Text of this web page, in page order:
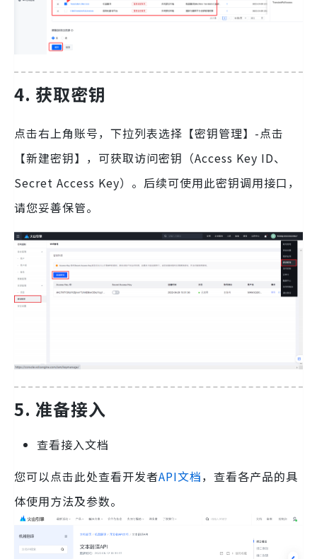
4. 获取密钥
点击右上角账号，下拉列表选择【密钥管理】-点击
【新建密钥】，可获取访问密钥（Access Key ID、
Secret Access Key）。后续可使用此密钥调用接口，
请您妥善保管。
5. 准备接入
查看接入文档
您可以点击此处查看开发者API文档，查看各产品的具
体使用方法及参数。